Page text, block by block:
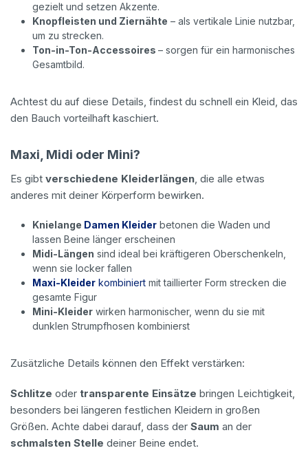
gezielt und setzen Akzente.
Knopfleisten und Ziernähte – als vertikale Linie nutzbar,
um zu strecken.
Ton-in-Ton-Accessoires – sorgen für ein harmonisches
Gesamtbild.
Achtest du auf diese Details, findest du schnell ein Kleid, das
den Bauch vorteilhaft kaschiert.
Maxi, Midi oder Mini?
Es gibt verschiedene Kleiderlängen, die alle etwas
anderes mit deiner Körperform bewirken.
Knielange Damen Kleider betonen die Waden und
lassen Beine länger erscheinen
Midi-Längen sind ideal bei kräftigeren Oberschenkeln,
wenn sie locker fallen
Maxi-Kleider kombiniert mit taillierter Form strecken die
gesamte Figur
Mini-Kleider wirken harmonischer, wenn du sie mit
dunklen Strumpfhosen kombinierst
Zusätzliche Details können den Effekt verstärken:
Schlitze oder transparente Einsätze bringen Leichtigkeit,
besonders bei längeren festlichen Kleidern in großen
Größen. Achte dabei darauf, dass der Saum an der
schmalsten Stelle deiner Beine endet.